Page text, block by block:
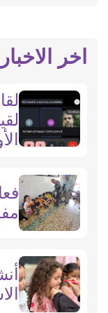
اخر الاخبار